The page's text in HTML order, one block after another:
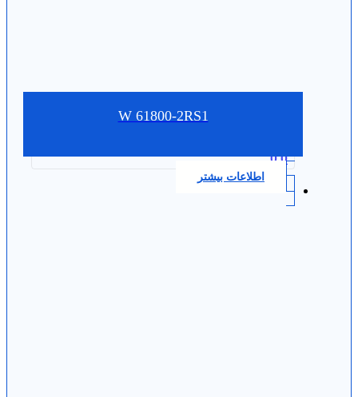
W 61800-2RS1
0.0
اطلاعات بیشتر